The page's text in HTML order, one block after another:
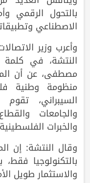
بالتحول الرقمي
الاصطناعي
وأعرب وزير
النتشة، في كلمة
مصطفى، عن أن
منظومة وطنية
السيبراني،
والجامعات
والخبرات
وقال النتشة: إن
بالتكنولوجيا فقط،
والاستثمار طويل